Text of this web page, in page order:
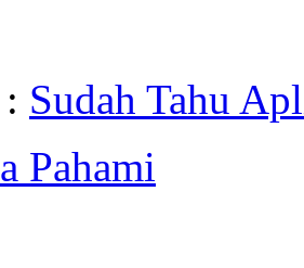
Sudah Tahu
Pahami